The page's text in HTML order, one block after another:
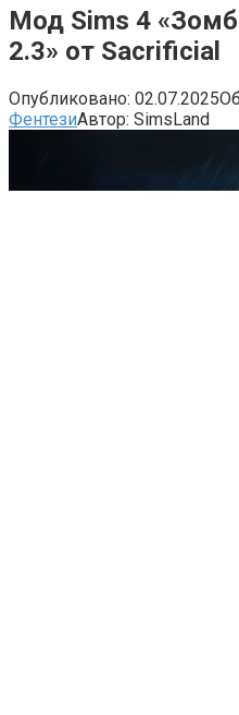
Мод Sims 4
2.3» от Sacrificial
Опубликовано: 02.07.2025
ФентезиАвтор: SimsLand